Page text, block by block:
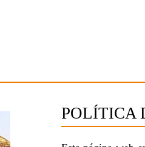
POLÍTICA